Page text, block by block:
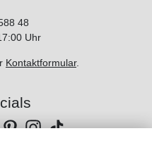
48
Uhr
Kontaktformular.